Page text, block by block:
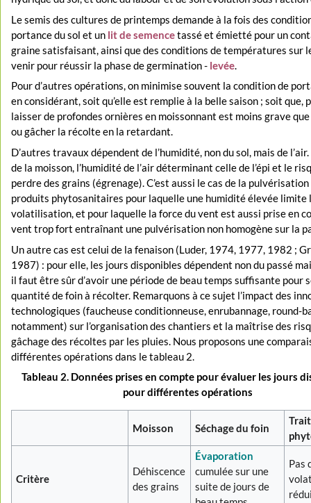
Le semis des cultures de printemps demande à la fois des
portance du sol et un lit de semencetassé et émietté pour un
graine satisfaisant, ainsi que des conditions de températures sur
venir pour réussir la phase de germination - levée.
Pour d’autres opérations, on minimise souvent la condition de
en considérant, soit qu’elle est remplie à la belle saison ; soit que,
laisser de profondes ornières en moissonnant est moins grave
ou gâcher la récolte en la retardant.
D’autres travaux dépendent de l’humidité, non du sol, mais de l’air.
de la moisson, l’humidité de l’air déterminant celle de l’épi et le
perdre des grains (égrenage). C’est aussi le cas de la pulvérisation
produits phytosanitaires pour laquelle une humidité élevée limite
volatilisation, et pour laquelle la force du vent est aussi prise en
vent trop fort entraînant une pulvérisation non homogène sur la
Un autre cas est celui de la fenaison (Luder, 1974, 1977, 1982 ;
1987) : pour elle, les jours disponibles dépendent non du passé
il faut être sûr d’avoir une période de beau temps suffisante pour
quantité de foin à récolter. Remarquons à ce sujet l’impact des
technologiques (faucheuse conditionneuse, enrubannage, round-
notamment) sur l’organisation des chantiers et la maîtrise des
gâchage des récoltes par les pluies. Nous proposons une
différentes opérations dans le tableau 2.
Tableau 2. Données prises en compte pour évaluer les jours
pour différentes opérations
Moisson Séchage du foin
Critère
Déhiscence
des grains
Évaporation
cumulée sur une
suite de jours de
Pas